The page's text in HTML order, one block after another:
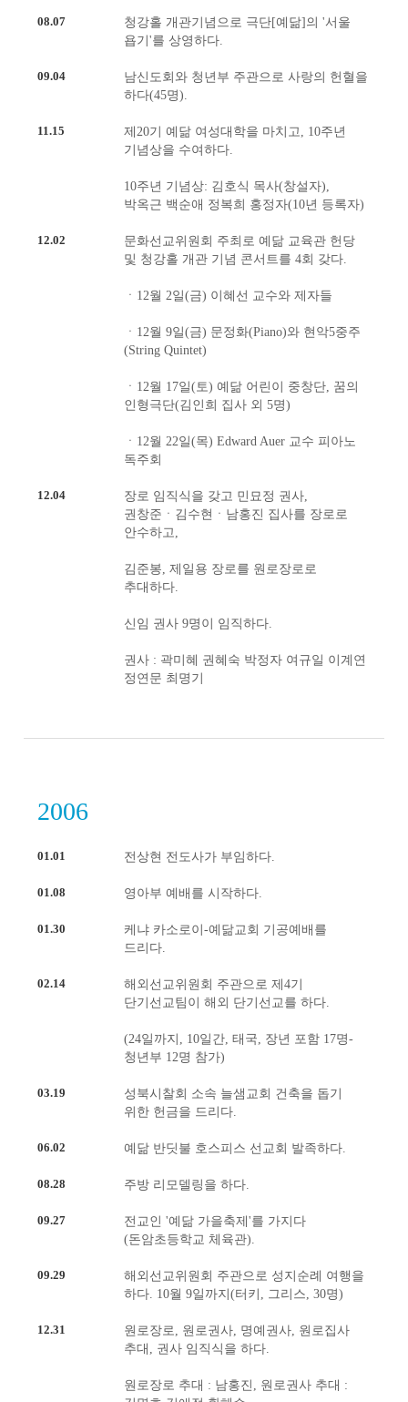
08.07
청강홀 개관기념으로 극단[예닮]의 '서울
욥기'를 상영하다.
09.04
남신도회와 청년부 주관으로 사랑의 헌혈을
하다(45명).
11.15
제20기 예닮 여성대학을 마치고, 10주년
기념상을 수여하다.
10주년 기념상: 김호식 목사(창설자),
박옥근 백순애 정복희 홍정자(10년 등록자)
12.02
문화선교위원회 주최로 예닮 교육관 헌당
및 청강홀 개관 기념 콘서트를 4회 갖다.
ㆍ12월 2일(금) 이혜선 교수와 제자들
ㆍ12월 9일(금) 문정화(Piano)와 현악5중주
(String Quintet)
ㆍ12월 17일(토) 예닮 어린이 중창단, 꿈의
인형극단(김인희 집사 외 5명)
ㆍ12월 22일(목) Edward Auer 교수 피아노
독주회
12.04
장로 임직식을 갖고 민묘정 권사,
권창준ㆍ김수현ㆍ남홍진 집사를 장로로
안수하고,
김준봉, 제일용 장로를 원로장로로
추대하다.
신임 권사 9명이 임직하다.
권사 : 곽미혜 권혜숙 박정자 여규일 이계연
정연문 최명기
2006
01.01 전상현 전도사가 부임하다.
01.08 영아부 예배를 시작하다.
01.30
케냐 카소로이-예닮교회 기공예배를
드리다.
02.14
해외선교위원회 주관으로 제4기
단기선교팀이 해외 단기선교를 하다.
(24일까지, 10일간, 태국, 장년 포함 17명-
청년부 12명 참가)
03.19
성북시찰회 소속 늘샘교회 건축을 돕기
위한 헌금을 드리다.
06.02 예닮 반딧불 호스피스 선교회 발족하다.
08.28 주방 리모델링을 하다.
09.27
전교인 '예닮 가을축제'를 가지다
(돈암초등학교 체육관).
09.29
해외선교위원회 주관으로 성지순례 여행을
하다. 10월 9일까지(터키, 그리스, 30명)
12.31
원로장로, 원로권사, 명예권사, 원로집사
추대, 권사 임직식을 하다.
원로장로 추대 : 남홍진, 원로권사 추대 :